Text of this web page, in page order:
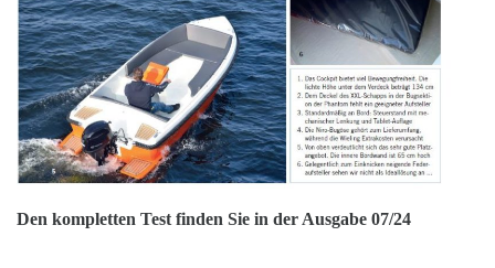
Den kompletten Test finden Sie in der Ausgabe 07/24